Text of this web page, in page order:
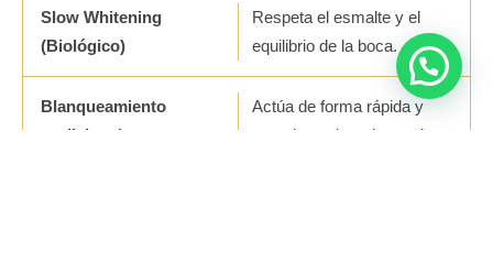
Respeta el esmalte y el
equilibrio de la boca.
Actúa de forma rápida y
agresiva sobre el esmalte.